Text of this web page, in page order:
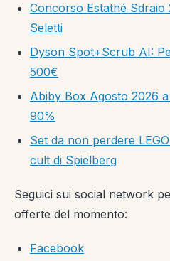
Concorso Estathé Sdraio
Seletti
Dyson Spot+Scrub AI:
500€
Abiby Box Agosto 2026
90%
Set da non perdere
cult di Spielberg
Seguici sui social network
offerte del momento:
Facebook